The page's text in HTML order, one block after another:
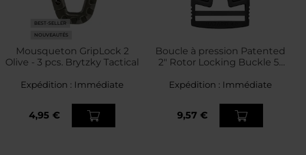
BEST-SELLER
NOUVEAUTÉS
Mousqueton GripLock 2
Olive - 3 pcs. Brytzky Tactical
Expédition : Immédiate
4,95 €
Boucle à pression Patented
2" Rotor Locking Buckle 51
Expédition : Immédiate
9,57 €